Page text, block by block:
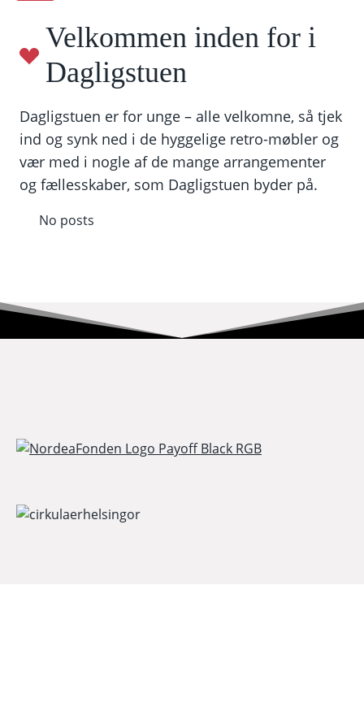
Velkommen inden for i
Dagligstuen
Dagligstuen er for unge – alle velkomne, så tjek
ind og synk ned i de hyggelige retro-møbler og
vær med i nogle af de mange arrangementer
og fællesskaber, som Dagligstuen byder på.
No posts